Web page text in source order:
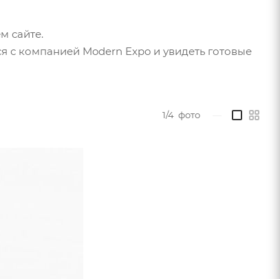
сайте.
с компанией Modern Expo и увидеть готовые
1/4 фото